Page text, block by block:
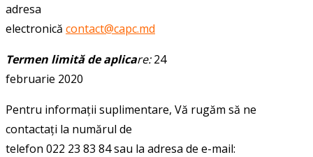
adresa
electronică contact@capc.md
Termen limită de aplicare:24
februarie 2020
Pentru informații suplimentare, Vă rugăm să ne
contactați la numărul de
telefon 022 23 83 84 sau la adresa de e-mail: